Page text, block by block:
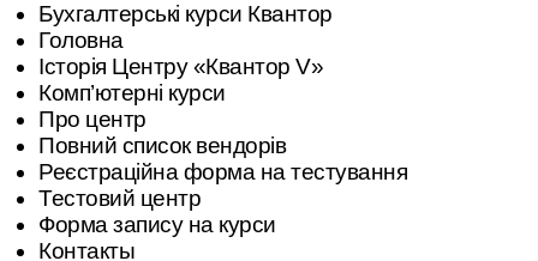
Бухгалтерські курси Квантор
Головна
Історія Центру «Квантор V»
Комп’ютерні курси
Про центр
Повний список вендорів
Реєстраційна форма на тестування
Тестовий центр
Форма запису на курси
Контакты